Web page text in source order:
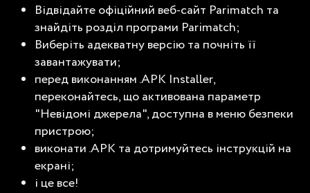
Відвідайте офіційний веб-сайт Parimatch та
знайдіть розділ програми Parimatch;
Виберіть адекватну версію та почніть її
завантажувати;
перед виконанням .APK Installer,
переконайтесь, що активована параметр
"Невідомі джерела", доступна в меню безпеки
пристрою;
виконати .APK та дотримуйтесь інструкцій на
екрані;
і це все!